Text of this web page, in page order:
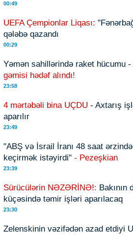
00:49
UEFA Çempionlar Liqası:
qələbə qazandı
00:29
Yəmən sahillərində raket hücumu -
gəmisi hədəf alındı!
23:58
4 mərtəbəli bina UÇDU - Axtarış
aparılır
23:49
"ABŞ və İsrail İranı 48 saat
keçirmək istəyirdi" - Pezeşkian
23:39
Sürücülərin NƏZƏRİNƏ!: Bakının
küçəsində təmir işləri aparılacaq
23:30
Zelenskinin vəzifədən azad etdiyi